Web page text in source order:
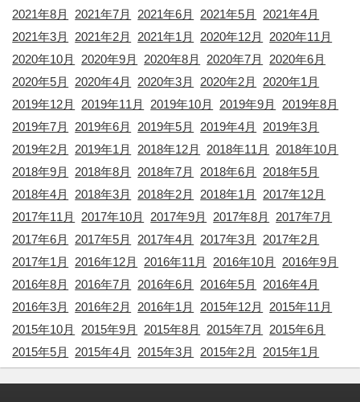
2021年8月
2021年7月 2021年6月 2021年5月
2021年4月
2021年3月
2021年2月 2021年1月 2020年12月
2020年11月
2020年10月
2020年9月 2020年8月 2020年7月
2020年6月
2020年5月
2020年4月 2020年3月 2020年2月
2020年1月
2019年12月
2019年11月 2019年10月 2019年9月
2019年8月
2019年7月
2019年6月 2019年5月 2019年4月
2019年3月
2019年2月
2019年1月 2018年12月 2018年11月
2018年10月
2018年9月
2018年8月 2018年7月 2018年6月
2018年5月
2018年4月
2018年3月 2018年2月 2018年1月
2017年12月
2017年11月
2017年10月 2017年9月 2017年8月
2017年7月
2017年6月
2017年5月 2017年4月 2017年3月
2017年2月
2017年1月
2016年12月 2016年11月 2016年10月
2016年9月
2016年8月
2016年7月 2016年6月 2016年5月
2016年4月
2016年3月
2016年2月 2016年1月 2015年12月
2015年11月
2015年10月
2015年9月 2015年8月 2015年7月
2015年6月
2015年5月
2015年4月 2015年3月 2015年2月 2015年1月